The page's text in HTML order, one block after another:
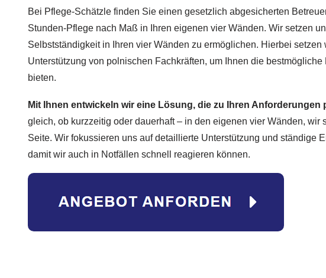
Bei Pflege-Schätzle finden Sie einen gesetzlich abgesicherten
Stunden-Pflege nach Maß in Ihren eigenen vier Wänden. Wir setzen
Selbstständigkeit in Ihren vier Wänden zu ermöglichen. Hierbei setzen
Unterstützung von polnischen Fachkräften, um Ihnen die bestmögliche
bieten.
Mit Ihnen entwickeln wir eine Lösung, die zu Ihren Anforderungen
gleich, ob kurzzeitig oder dauerhaft – in den eigenen vier Wänden, wir
Seite. Wir fokussieren uns auf detaillierte Unterstützung und ständige
damit wir auch in Notfällen schnell reagieren können.